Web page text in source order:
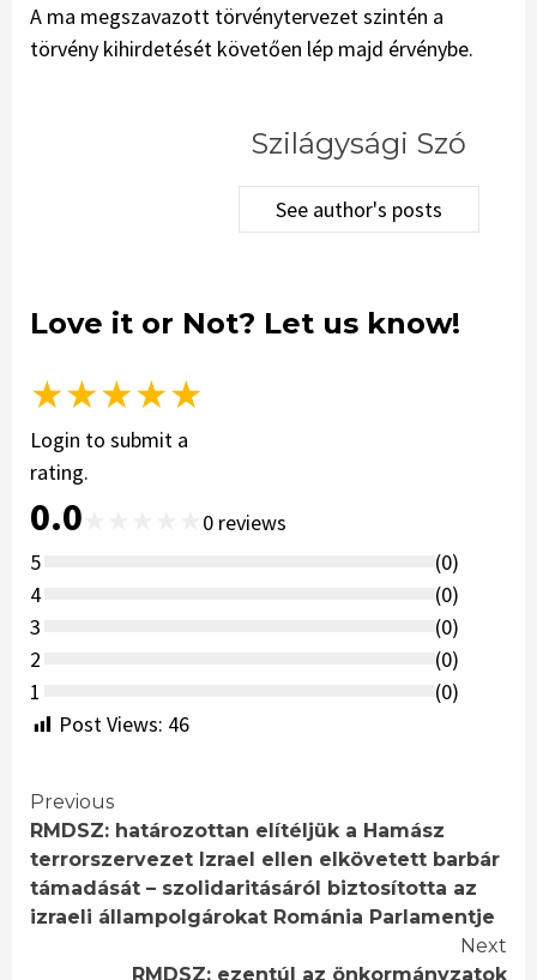
A ma megszavazott törvénytervezet szintén a
törvény kihirdetését követően lép majd érvénybe.
Szilágysági Szó
See author's posts
Love it or Not? Let us know!
★★★★★
Login to submit a
rating.
0.0 0 reviews
5
(0)
4
(0)
3
(0)
2
(0)
1
(0)
Post Views: 46
Continue
Reading
Previous
RMDSZ: határozottan elítéljük a Hamász
terrorszervezet Izrael ellen elkövetett barbár
támadását – szolidaritásáról biztosította az
izraeli állampolgárokat Románia Parlamentje
Next
RMDSZ: ezentúl az önkormányzatok